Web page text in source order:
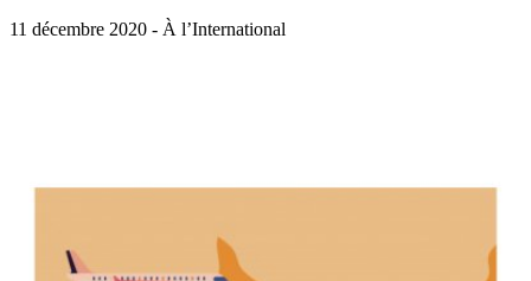
11 décembre 2020 - À l’International